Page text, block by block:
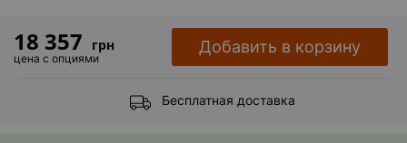
Отзывы
18 357 грн
цена с опциями
Добавить в корзину
Бесплатная доставка